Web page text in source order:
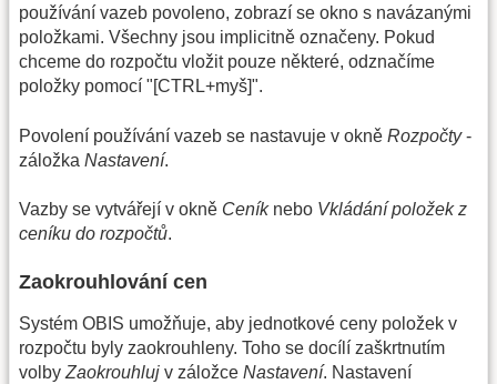
používání vazeb povoleno, zobrazí se okno s navázanými
položkami. Všechny jsou implicitně označeny. Pokud
chceme do rozpočtu vložit pouze některé, odznačíme
položky pomocí "[CTRL+myš]".
Povolení používání vazeb se nastavuje v okně Rozpočty-
záložka Nastavení.
Vazby se vytvářejí v okně Ceníknebo Vkládání položek z
ceníku do rozpočtů.
Zaokrouhlování cen
Systém OBIS umožňuje, aby jednotkové ceny položek v
rozpočtu byly zaokrouhleny. Toho se docílí zaškrtnutím
volby Zaokrouhluj v záložce Nastavení. Nastavení